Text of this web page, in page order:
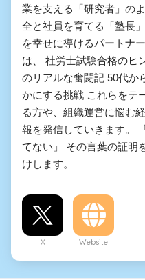
業を支える「研究者」の
全と社員を育てる「塾長
を幸せに導けるパートナ
は、 社労士試験合格のヒ
のリアルな奮闘記 50代か
かにする挑戦 これらをテ
る方や、組織運営に悩む
報を発信していきます。
てない」 その言葉の証明
けします。
X Website